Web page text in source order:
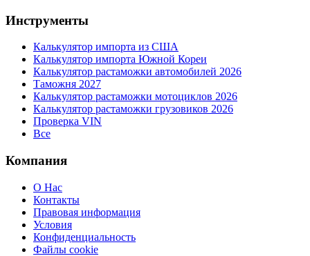
Инструменты
Калькулятор импорта из США
Калькулятор импорта Южной Кореи
Калькулятор растаможки автомобилей 2026
Таможня 2027
Калькулятор растаможки мотоциклов 2026
Калькулятор растаможки грузовиков 2026
Проверка VIN
Все
Компания
О Нас
Контакты
Правовая информация
Условия
Конфиденциальность
Файлы cookie